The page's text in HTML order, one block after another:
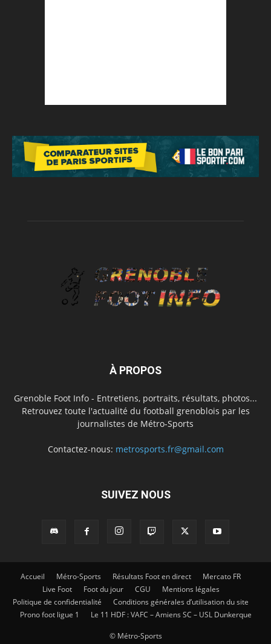
À PROPOS
Grenoble Foot Info - Entretiens, portraits, résultats, photos...
Retrouvez toute l'actualité du football grenoblois par les
journalistes de Métro-Sports
Contactez-nous: metrosports.fr@gmail.com
SUIVEZ NOUS
Accueil Métro-Sports Résultats Foot en direct
Mercato FR
Live Foot
Foot du jour CGU
Mentions légales
Politique de confidentialité
Conditions générales d’utilisation du site
Prono foot ligue 1
Le 11 HDF : VAFC – Amiens SC – USL Dunkerque
© Métro-Sports